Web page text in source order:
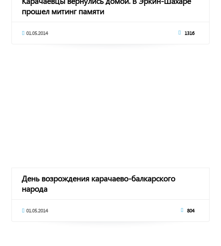
прошел митинг памяти
01.05.2014 1316
День возрождения карачаево-балкарского
народа
01.05.2014 804